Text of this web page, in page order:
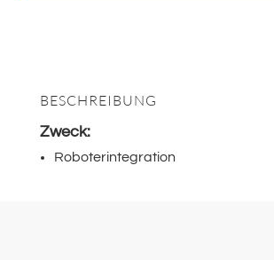
BESCHREIBUNG
Zweck:
Roboterintegration